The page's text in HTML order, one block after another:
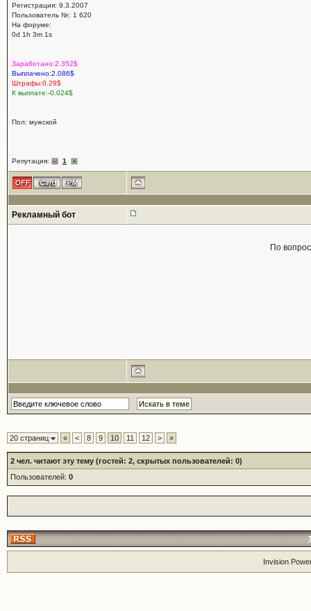
Регистрация: 9.3.2007
Пользователь №: 1 620
На форуме:
0d 1h 3m 1s
Заработано:2.352$
Выплачено:2.086$
Штрафы:0.29$
К выплате:-0.024$
Пол: мужской
Репутация: 1
Рекламный бот
По
20 страниц « < 8 9 10 11 12 > »
2чел. читают эту тему (гостей: 2, скрытых пользователей: 0)
Пользователей: 0
Invision